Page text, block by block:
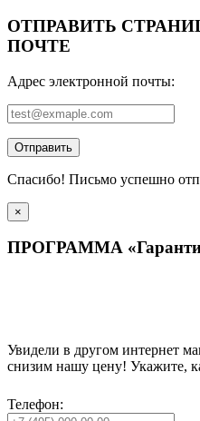
ОТПРАВИТЬ
ПОЧТЕ
Адрес электронной почты:
Отправить
Спасибо! Письмо успешно
×
ПРОГРАММА
Увидели в другом интернет
снизим нашу цену! Укажите,
Телефон: